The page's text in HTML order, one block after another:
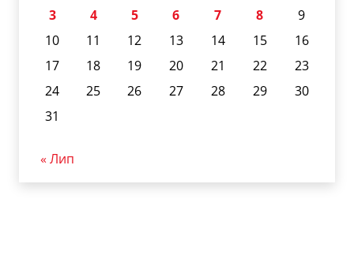
3
4 5 6 7 8
9
10
11 12 13 14 15
16
17
18 19 20 21 22
23
24
25 26 27 28 29
30
31
« Лип